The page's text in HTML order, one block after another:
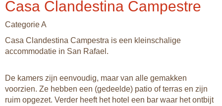
Casa Clandestina Campestre
Categorie A
Casa Clandestina Campestra is een kleinschalige
accommodatie in San Rafael.
De kamers zijn eenvoudig, maar van alle gemakken
voorzien. Ze hebben een (gedeelde) patio of terras en zijn
ruim opgezet. Verder heeft het hotel een bar waar het ontbijt